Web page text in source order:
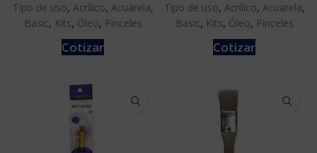
Tipo de uso, Acrílico, Acuarela,
Basic, Kits, Óleo, Pinceles
Cotizar
Tipo de uso, Acrílico, Acuarela,
Basic, Kits, Óleo, Pinceles
Cotizar